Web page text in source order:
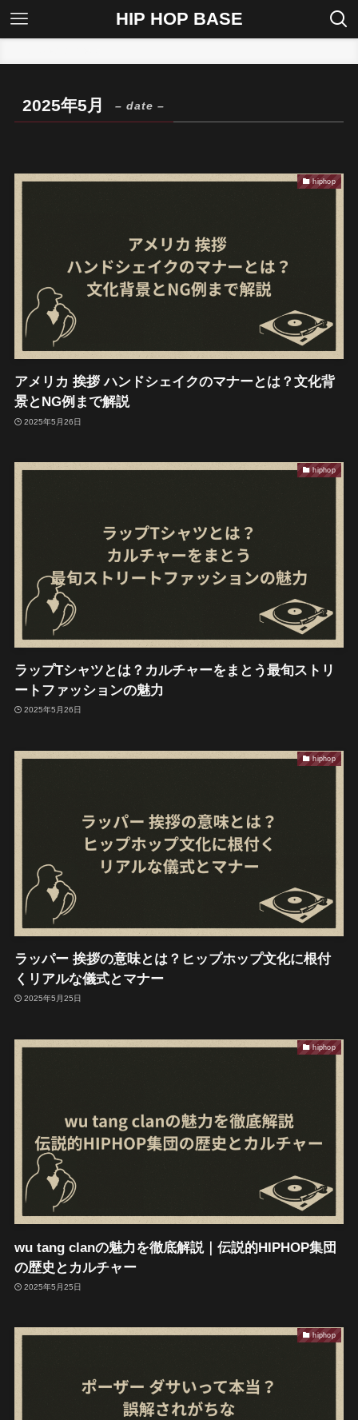
HIP HOP BASE
2025年5月 – date –
hiphop
アメリカ 挨拶 ハンドシェイクのマナーとは？文化背
景とNG例まで解説
2025年5月26日
hiphop
ラップTシャツとは？カルチャーをまとう最旬ストリ
ートファッションの魅力
2025年5月26日
hiphop
ラッパー 挨拶の意味とは？ヒップホップ文化に根付
くリアルな儀式とマナー
2025年5月25日
hiphop
wu tang clanの魅力を徹底解説｜伝説的HIPHOP集団
の歴史とカルチャー
2025年5月25日
hiphop